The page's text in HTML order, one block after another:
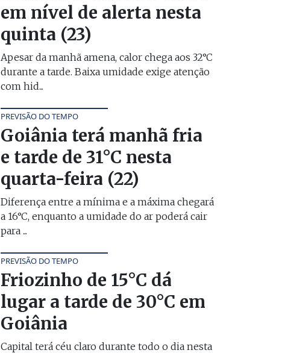
em nível de alerta nesta
quinta (23)
Apesar da manhã amena, calor chega aos 32°C
durante a tarde. Baixa umidade exige atenção
com hid...
PREVISÃO DO TEMPO
Goiânia terá manhã fria
e tarde de 31°C nesta
quarta-feira (22)
Diferença entre a mínima e a máxima chegará
a 16°C, enquanto a umidade do ar poderá cair
para ...
PREVISÃO DO TEMPO
Friozinho de 15°C dá
lugar a tarde de 30°C em
Goiânia
Capital terá céu claro durante todo o dia nesta